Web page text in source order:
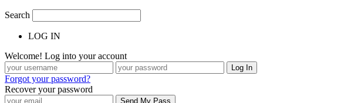
Search
LOG IN
Welcome! Log into your account
Forgot your password?
Recover your password